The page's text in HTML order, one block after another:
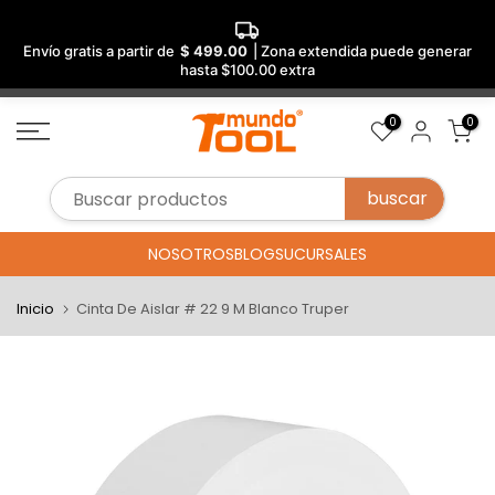
Envío gratis a partir de $ 499.00
| Zona extendida puede generar
hasta $100.00 extra
Saltar
al
0 0
NOSOTROSBLOGSUCURSALES
Inicio Cinta De Aislar # 22 9 M Blanco Truper